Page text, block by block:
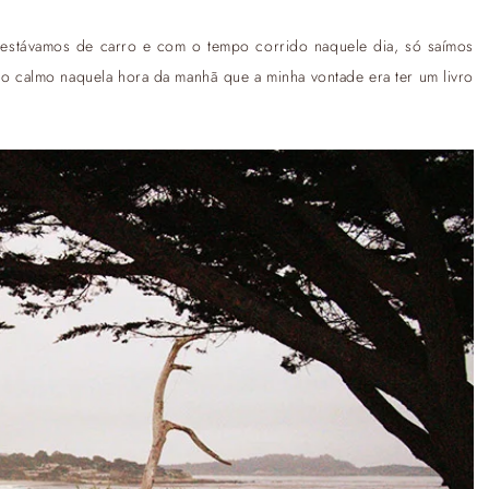
de carro e com o tempo corrido naquele dia, só saímos
calmo naquela hora da manhã que a minha vontade era ter um livro